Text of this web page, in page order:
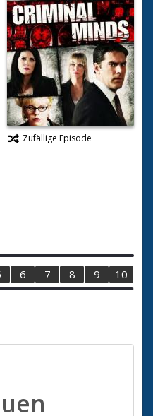
Zufällige Episode
6 7 8 9
10